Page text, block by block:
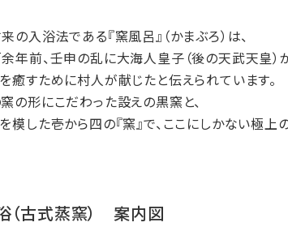
の入浴法である『窯風呂』（かまぶろ）は、
年前、壬申の乱に大海人皇子（後の天武天皇）
癒すために村人が献じたと伝えられています。
の形にこだわった設えの黒窯と、
模した壱から四の『窯』で、ここにしかない極上
（古式蒸窯） 案内図